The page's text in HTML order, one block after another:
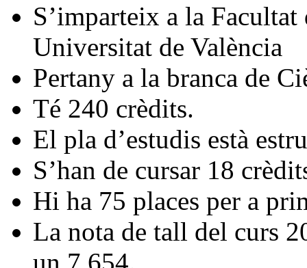
S’imparteix a la
Universitat de València
Pertany a la branca de
Té 240 crèdits.
El pla d’estudis està
S’han de cursar 18
Hi ha 75 places per a
La nota de tall del curs